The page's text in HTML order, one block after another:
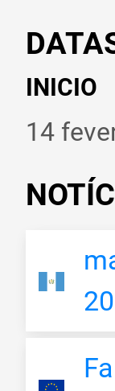
INICIO
14